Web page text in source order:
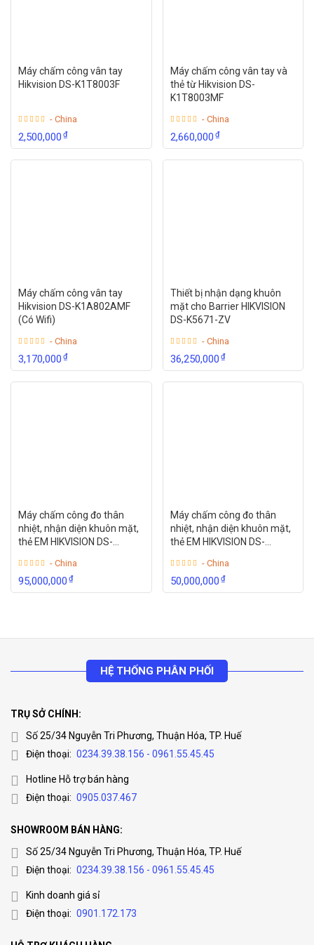
Máy chấm công vân tay
Hikvision DS-K1T8003F
- China
2,500,000₫
Máy chấm công vân tay và
thẻ từ Hikvision DS-
K1T8003MF
- China
2,660,000₫
Máy chấm công vân tay
Hikvision DS-K1A802AMF
(Có Wifi)
- China
3,170,000₫
Thiết bị nhận dạng khuôn
mặt cho Barrier HIKVISION
DS-K5671-ZV
- China
36,250,000₫
Máy chấm công đo thân
nhiệt, nhận diện khuôn mặt,
thẻ EM HIKVISION DS-
- China
95,000,000₫
Máy chấm công đo thân
nhiệt, nhận diện khuôn mặt,
thẻ EM HIKVISION DS-
- China
50,000,000₫
HỆ THỐNG PHÂN PHỐI
TRỤ SỞ CHÍNH:
Số 25/34 Nguyễn Tri Phương, Thuận Hóa, TP. Huế
Điện thoại: 0234.39.38.156 - 0961.55.45.45
Hotline Hỗ trợ bán hàng
Điện thoại: 0905.037.467
SHOWROOM BÁN HÀNG:
Số 25/34 Nguyễn Tri Phương, Thuận Hóa, TP. Huế
Điện thoại: 0234.39.38.156 - 0961.55.45.45
Kinh doanh giá sỉ
Điện thoại: 0901.172.173